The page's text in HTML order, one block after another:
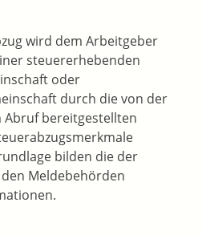
wird dem Arbeitgeber
steuererhebenden
oder
durch die von der
Abruf bereitgestellten
bilden die der
Meldebehörden